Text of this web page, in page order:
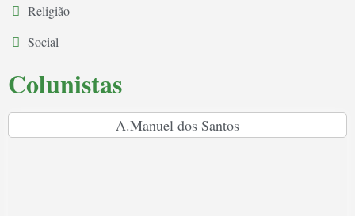
Religião
Social
Colunistas
A.Manuel dos Santos